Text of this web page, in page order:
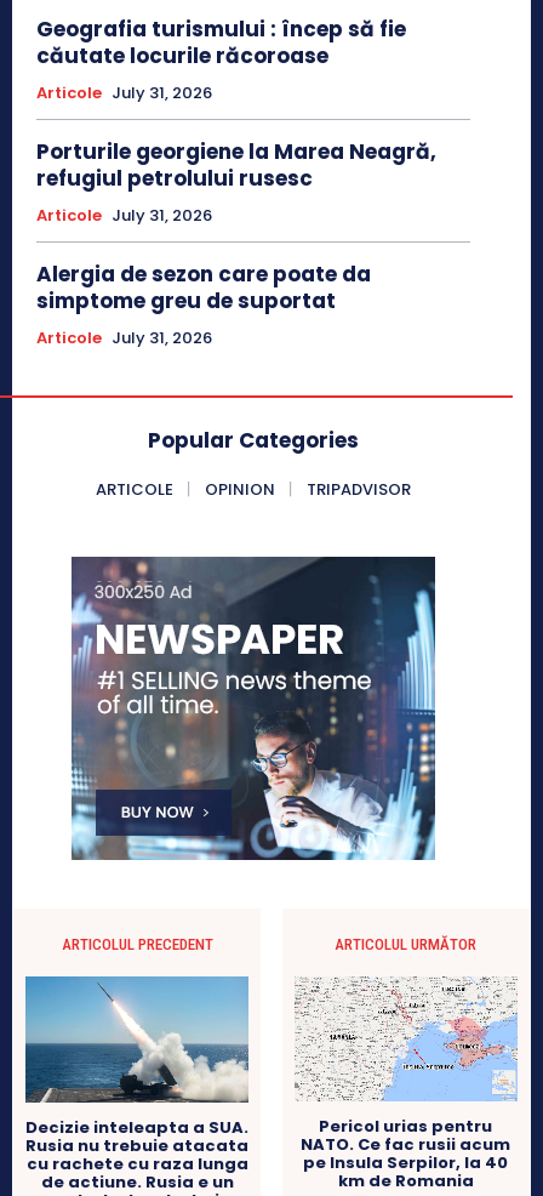
Geografia turismului : încep să fie
căutate locurile răcoroase
Articole July 31, 2026
Porturile georgiene la Marea Neagră,
refugiul petrolului rusesc
Articole July 31, 2026
Alergia de sezon care poate da
simptome greu de suportat
Articole July 31, 2026
Popular Categories
ARTICOLE OPINION TRIPADVISOR
ARTICOLUL PRECEDENT
Decizie inteleapta a SUA.
Rusia nu trebuie atacata
cu rachete cu raza lunga
de actiune. Rusia e un
ARTICOLUL URMĂTOR
Pericol urias pentru
NATO. Ce fac rusii acum
pe Insula Serpilor, la 40
km de Romania